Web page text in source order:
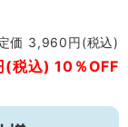
価 3,960円(税込)
税込) 10％OFF